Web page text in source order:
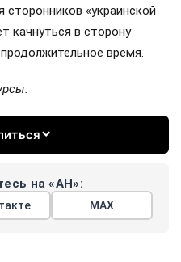
сторонников «украинской
качнуться в сторону
время.
на «АН»:
МАХ